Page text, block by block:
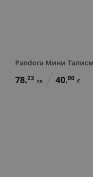
Pandora Мини
78.23 лв. 40.00 €